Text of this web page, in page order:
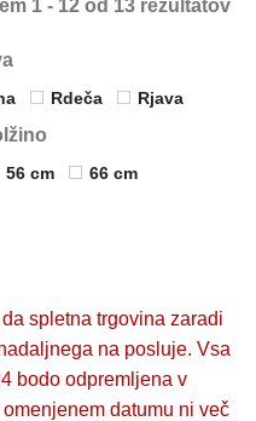
1 - 12 od 13 rezultatov
Rdeča Rjava
56 cm 66 cm
spletna trgovina zaradi
na posluje. Vsa
bodo odpremljena v
datumu ni več